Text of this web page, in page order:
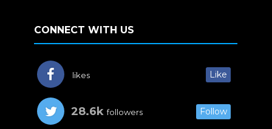
CONNECT WITH US
likes Like
28.6k followers Follow